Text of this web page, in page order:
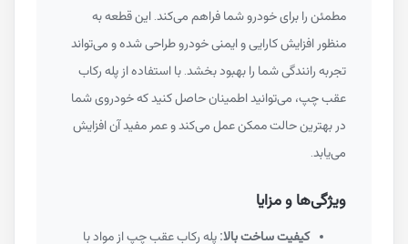
مطمئن را برای خودرو شما فراهم می‌کند. این قطعه به
منظور افزایش کارایی و ایمنی خودرو طراحی شده و می‌تواند
تجربه رانندگی شما را بهبود بخشد. با استفاده از پله رکاب
عقب چپ، می‌توانید اطمینان حاصل کنید که خودروی شما
در بهترین حالت ممکن عمل می‌کند و عمر مفید آن افزایش
می‌یابد.
ویژگی‌ها و مزایا
کیفیت ساخت بالا:پله رکاب عقب چپ از مواد با